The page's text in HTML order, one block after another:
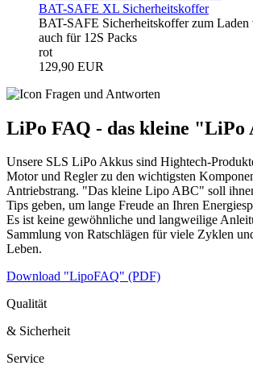
BAT-SAFE XL Sicherheitskoffer
BAT-SAFE Sicherheitskoffer zum
auch für 12S Packs
rot
129,90 EUR
LiPo FAQ - das kleine "LiPo
Unsere SLS LiPo Akkus sind Hightech-
Motor und Regler zu den wichtigsten
Antriebstrang. "Das kleine Lipo ABC" soll
Tips geben, um lange Freude an Ihren
Es ist keine gewöhnliche und langweilige
Sammlung von Ratschlägen für viele Zyklen
Leben.
Download "LipoFAQ" (PDF)
Qualität
& Sicherheit
Service